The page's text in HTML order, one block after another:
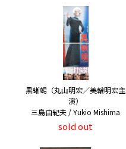
黒蜥蜴（丸山明宏／美輪明宏主
演）
三島由紀夫 / Yukio Mishima
sold out